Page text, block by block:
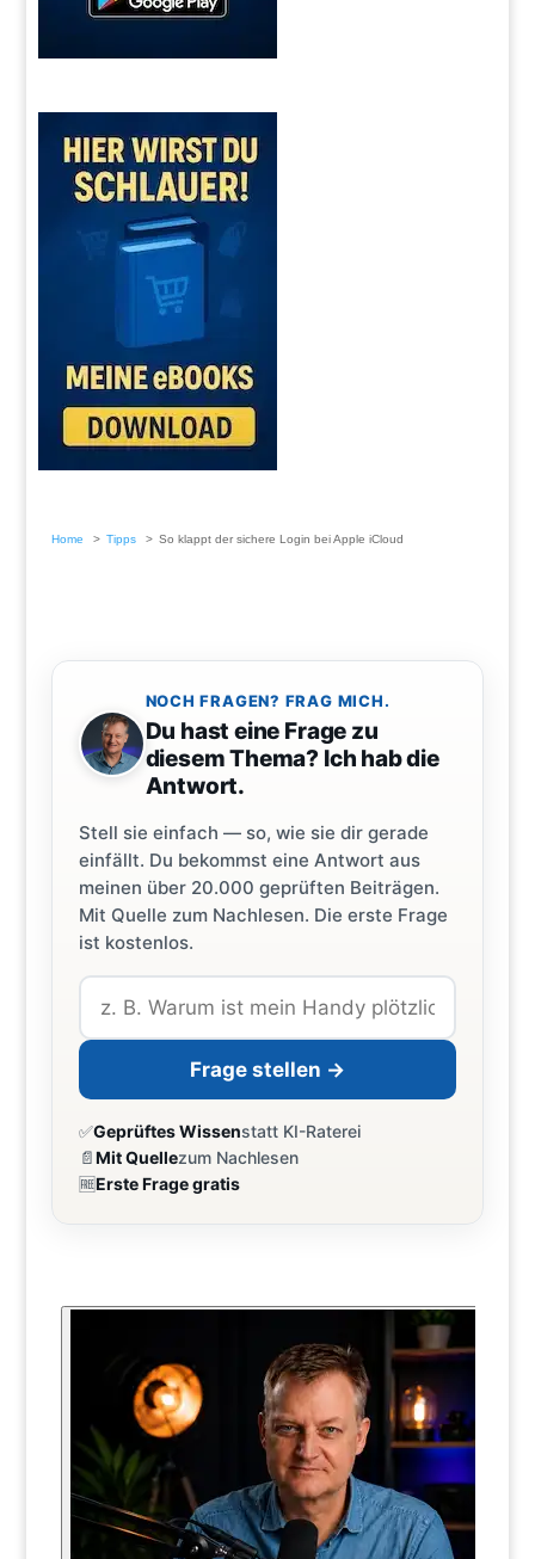
Home Tipps So klappt der sichere Login bei Apple iCloud
NOCH FRAGEN? FRAG MICH.
Du hast eine Frage zu
diesem Thema? Ich hab die
Antwort.
Stell sie einfach — so, wie sie dir gerade
einfällt. Du bekommst eine Antwort aus
meinen über 20.000 geprüften Beiträgen.
Mit Quelle zum Nachlesen. Die erste Frage
ist kostenlos.
Frage stellen →
✅Geprüftes Wissenstatt KI-Raterei
📄Mit Quellezum Nachlesen
🆓Erste Frage gratis